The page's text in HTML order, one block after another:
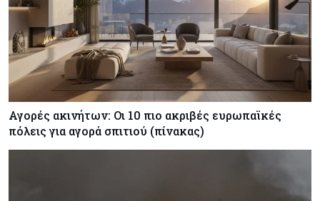
Αγορές ακινήτων: Οι 10 πιο ακριβές ευρωπαϊκές
πόλεις για αγορά σπιτιού (πίνακας)